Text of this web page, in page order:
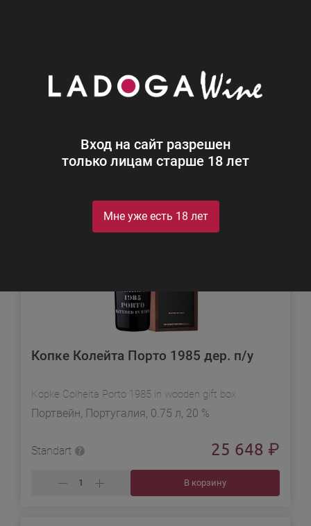
Вход на сайт разрешен
только лицам старше 18 лет
Мне уже есть 18 лет
Вино
Сортировка
Копке Колейта Порто 1985 дер. п/у
Kopke Colheita Porto 1985 in wooden gift box
Портвейн, Португалия, 0.75 л, 20 %
Standart 25 648 ₽
В корзину